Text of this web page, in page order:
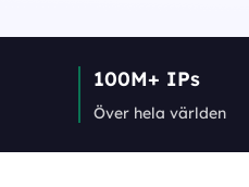
100M+ IPs
Över hela världen